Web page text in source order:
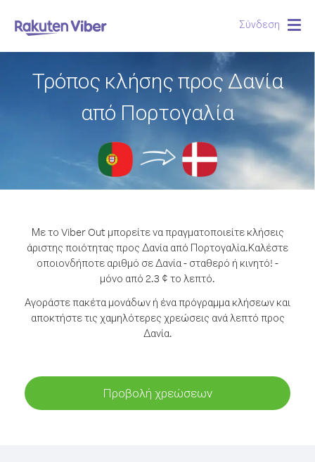
Σύνδεση
Τρόπος κλήσης προς Δανία
από Πορτογαλία
Με το Viber Out μπορείτε να πραγματοποιείτε κλήσεις
άριστης ποιότητας προς Δανία από Πορτογαλία.Καλέστε
οποιονδήποτε αριθμό σε Δανία - σταθερό ή κινητό! -
μόνο από 2.3 ¢ το λεπτό.
Αγοράστε πακέτα μονάδων ή ένα πρόγραμμα κλήσεων και
αποκτήστε τις χαμηλότερες χρεώσεις ανά λεπτό προς
Δανία.
Προβολή χρεώσεων